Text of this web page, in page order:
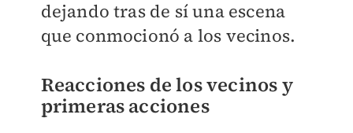
dejando tras de sí una escena
que conmocionó a los vecinos.
Reacciones de los vecinos y
primeras acciones